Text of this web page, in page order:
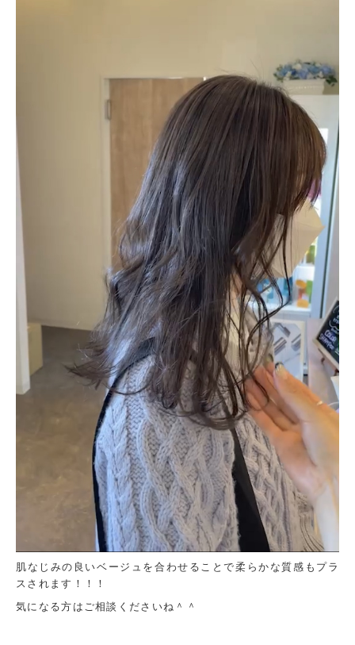
肌なじみの良いベージュを合わせることで柔らかな質感もプラ
スされます！！！
気になる方はご相談くださいね＾＾